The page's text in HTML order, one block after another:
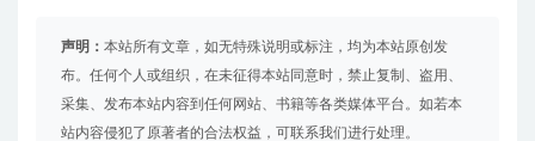
声明： 本站所有文章，如无特殊说明或标注，均为本站原创发
布。任何个人或组织，在未征得本站同意时，禁止复制、盗用、
采集、发布本站内容到任何网站、书籍等各类媒体平台。如若本
站内容侵犯了原著者的合法权益，可联系我们进行处理。